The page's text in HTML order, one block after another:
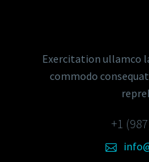
Exercitation ullamco
commodo
+1